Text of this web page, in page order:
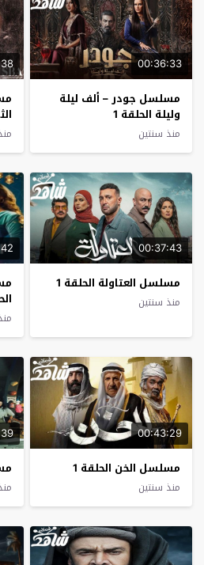
00:36:33
مسلسل جودر – ألف ليلة
وليلة الحلقة 1
منذ سنتين
00:37:43
مسلسل العتاولة الحلقة 1
منذ سنتين
00:43:29
مسلسل الخن الحلقة 1
منذ سنتين